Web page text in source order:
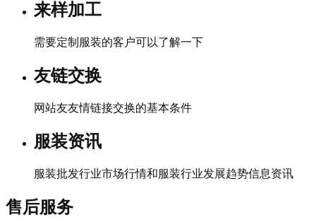
来样加工
需要定制服装的客户可以了解一下
友链交换
网站友友情链接交换的基本条件
服装资讯
服装批发行业市场行情和服装行业发展趋势信息资讯
售后服务